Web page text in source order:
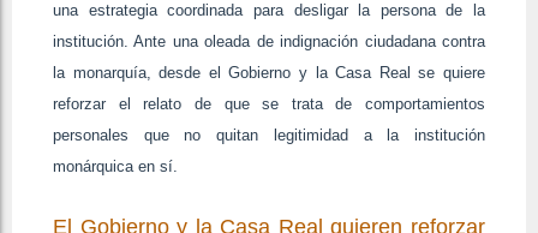
una estrategia coordinada para desligar la persona de la
institución. Ante una oleada de indignación ciudadana contra
la monarquía, desde el Gobierno y la Casa Real se quiere
reforzar el relato de que se trata de comportamientos
personales que no quitan legitimidad a la institución
monárquica en sí.
El Gobierno y la Casa Real quieren reforzar